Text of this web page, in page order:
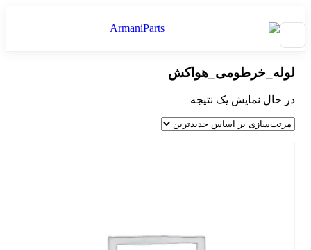
لوله_خرطومی_هواکش
در حال نمایش یک نتیجه